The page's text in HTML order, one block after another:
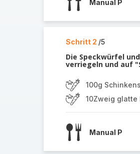
Manual P
Schritt 2 /5
Die Speckwürfel
verriegeln und auf
100g
10Zweig glatte
Manual P